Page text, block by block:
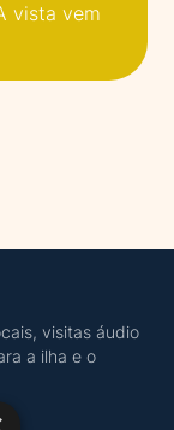
vista vem
visitas áudio
a ilha e o